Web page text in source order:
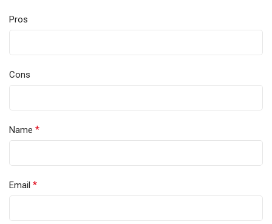
Pros
Cons
Name *
Email *